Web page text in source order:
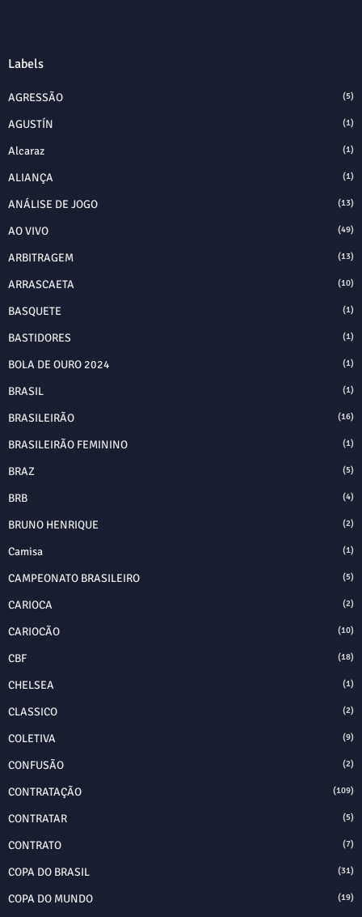
Labels
AGRESSÃO (5)
AGUSTÍN (1)
Alcaraz (1)
ALIANÇA (1)
ANÁLISE DE JOGO (13)
AO VIVO (49)
ARBITRAGEM (13)
ARRASCAETA (10)
BASQUETE (1)
BASTIDORES (1)
BOLA DE OURO 2024 (1)
BRASIL (1)
BRASILEIRÃO (16)
BRASILEIRÃO FEMININO (1)
BRAZ (5)
BRB (4)
BRUNO HENRIQUE (2)
Camisa (1)
CAMPEONATO BRASILEIRO (5)
CARIOCA (2)
CARIOCÃO (10)
CBF (18)
CHELSEA (1)
CLASSICO (2)
COLETIVA (9)
CONFUSÃO (2)
CONTRATAÇÃO (109)
CONTRATAR (5)
CONTRATO (7)
COPA DO BRASIL (31)
COPA DO MUNDO (19)